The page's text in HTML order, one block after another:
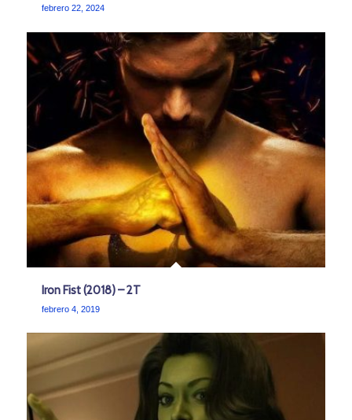
febrero 22, 2024
Iron Fist (2018) – 2T
febrero 4, 2019